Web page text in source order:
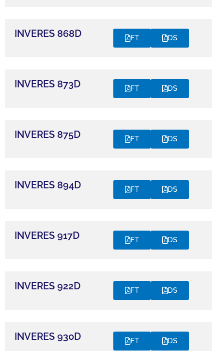
INVERES 868D FT DS
INVERES 873D FT DS
INVERES 875D FT DS
INVERES 894D FT DS
INVERES 917D FT DS
INVERES 922D FT DS
INVERES 930D FT DS